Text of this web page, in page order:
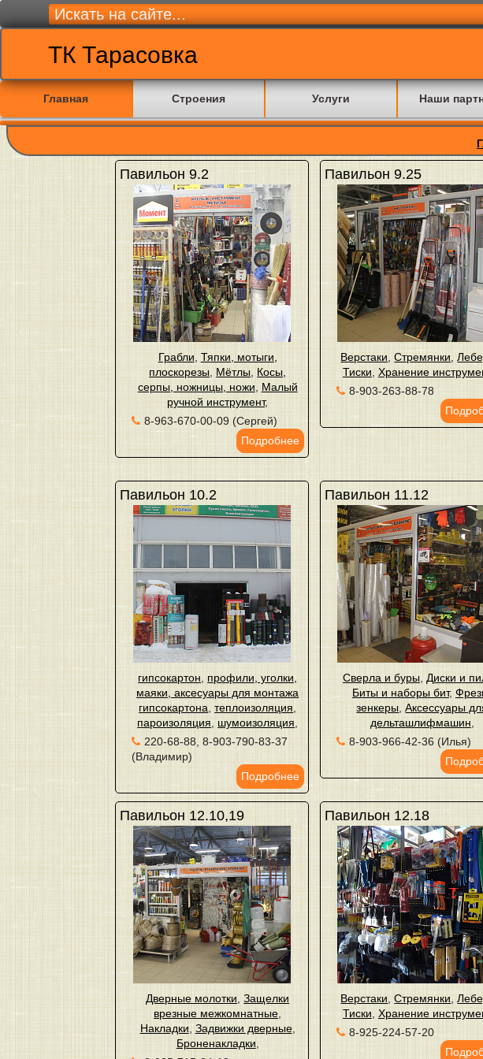
ТК Тарасовка
Главная Строения Услуги Наши
Павильон 9.2
Грабли Тяпки, мотыги,
плоскорезы Мётлы Косы,
серпы, ножницы, ножи
Малый
ручной инструмент,
8-963-670-00-09 (Сергей)
Подробнее
Павильон 9.25
Верстаки ,Стремянки ,
Тиски Хранение
8-903-263-88-78
Павильон 10.2
гипсокартон
профили, уголки,
маяки, аксесуары для монтажа
гипсокартона ,теплоизоляция
пароизоляция
шумоизоляция
220-68-88, 8-903-790-83-37
(Владимир)
Подробнее
Павильон 11.12
Сверла и буры, Диски и
Биты и наборы бит,
зенкеры ,Аксессуары
дельташлифмашин
8-903-966-42-36 (Илья)
Павильон 12.10,19
Дверные молотки ,Защелки
врезные межкомнатные
Накладки ,Задвижки дверные,
Броненакладки
Павильон 12.18
Верстаки ,Стремянки ,
Тиски Хранение
8-925-224-57-20